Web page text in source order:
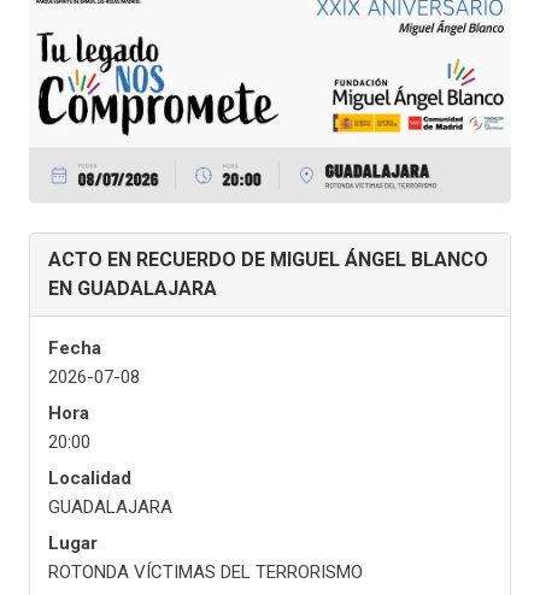
ACTO EN RECUERDO DE MIGUEL ÁNGEL BLANCO
EN GUADALAJARA
Fecha
2026-07-08
Hora
20:00
Localidad
GUADALAJARA
Lugar
ROTONDA VÍCTIMAS DEL TERRORISMO